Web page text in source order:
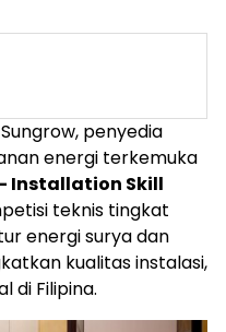
penyedia
energi terkemuka
Installation Skill
teknis tingkat
energi surya dan
kualitas instalasi,
di Filipina.